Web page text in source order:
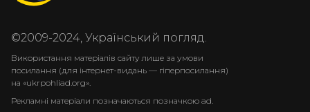
©2009-2024, Український погляд.
Використання матеріалів сайту лише за умови
посилання (для інтернет-видань — гіперпосилання)
на «ukrpohliad.org».
Рекламні матеріали позначаються позначкою ad.